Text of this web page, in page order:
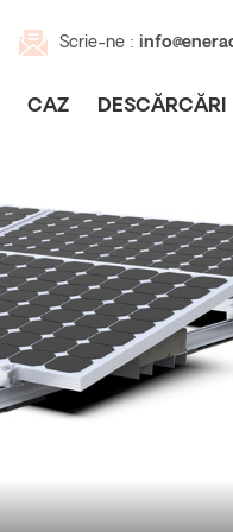
Scrie-ne :
CAZ DESCĂRCĂRI